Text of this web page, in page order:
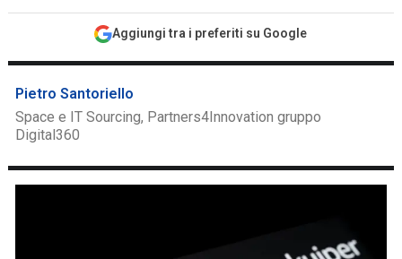
Aggiungi tra i preferiti su Google
Pietro Santoriello
Space e IT Sourcing, Partners4Innovation gruppo
Digital360